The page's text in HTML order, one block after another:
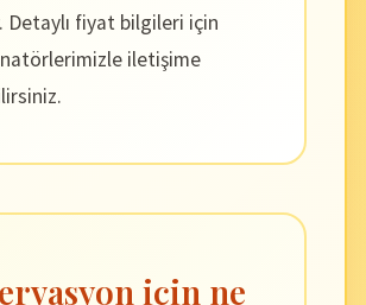
Detaylı fiyat bilgileri için
iletişime
için ne